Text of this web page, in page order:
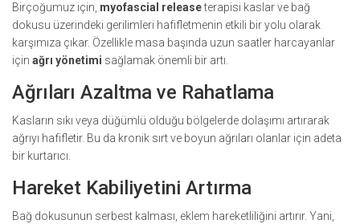
Birçoğumuz için, myofascial releaseterapisi kaslar ve bağ
dokusu üzerindeki gerilimleri hafifletmenin etkili bir yolu olarak
karşımıza çıkar. Özellikle masa başında uzun saatler harcayanlar
için ağrı yönetimi sağlamak önemli bir artı.
Ağrıları Azaltma ve Rahatlama
Kasların sıkı veya düğümlü olduğu bölgelerde dolaşımı artırarak
ağrıyı hafifletir. Bu da kronik sırt ve boyun ağrıları olanlar için adeta
bir kurtarıcı.
Hareket Kabiliyetini Artırma
Bağ dokusunun serbest kalması, eklem hareketliliğini artırır. Yani,